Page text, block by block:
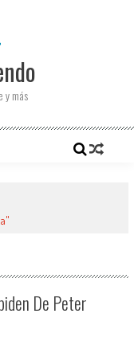
y más
De Peter